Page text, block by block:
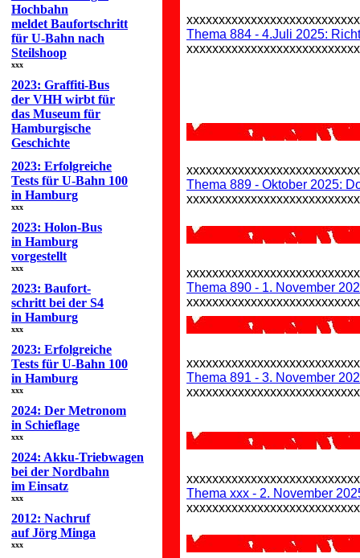
Hochbahn
meldet Baufortschritt
für U-Bahn nach
Steilshoop
xxx
2023: Graffiti-Bus
der VHH wirbt für
das Museum für
Hamburgische
Geschichte
2023: Erfolgreiche
Tests für U-Bahn 100
in Hamburg
xxx
2023: Holon-Bus
in Hamburg
vorgestellt
xxx
2023: Baufort-
schritt bei der S4
in Hamburg
xxx
2023: Erfolgreiche
Tests für U-Bahn 100
in Hamburg
xxx
2024: Der Metronom
in Schieflage
xxx
2024: Akku-Triebwagen
bei der Nordbahn
im Einsatz
xxx
2012: Nachruf
auf Jörg Minga
xxx
Thema 884 - 4.Juli 2025:
Thema 889 - Oktober 2025:
Thema 890 - 1. November
Thema 891 - 3. November
Thema xxx - 2. November